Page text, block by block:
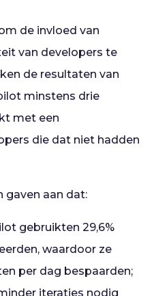
de invloed van
van developers te
de resultaten van
minstens drie
met een
die dat niet hadden
gaven aan dat:
gebruikten 29,6%
waardoor ze
per dag bespaarden;
iteraties nodig